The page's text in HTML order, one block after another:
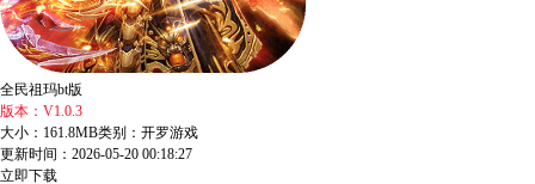
全民祖玛bt版
版本：V1.0.3
大小：161.8MB类别：开罗游戏
更新时间：2026-05-20 00:18:27
立即下载